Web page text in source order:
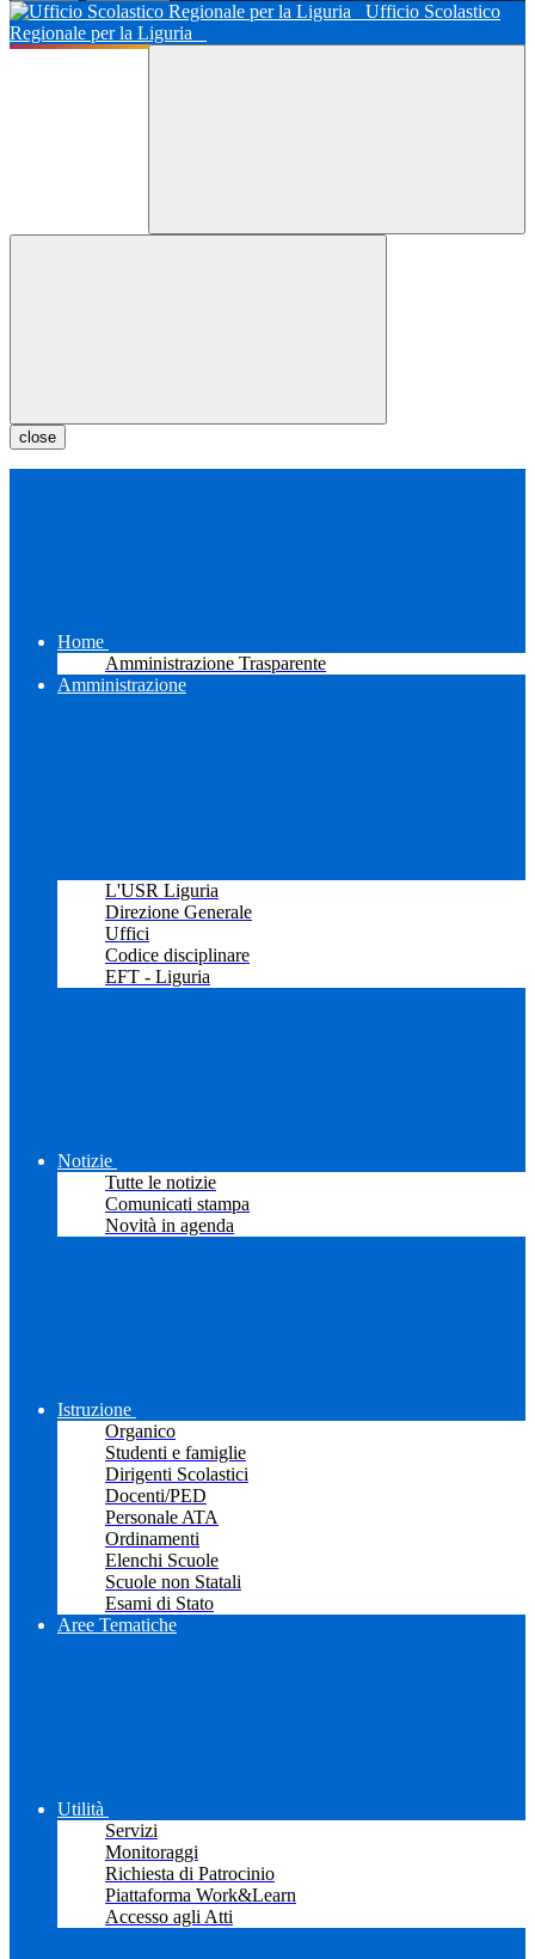
Ufficio Scolastico
Regionale per la Liguria
close
Home
Amministrazione Trasparente
Amministrazione
L'USR Liguria
Direzione Generale
Uffici
Codice disciplinare
EFT - Liguria
Notizie
Tutte le notizie
Comunicati stampa
Novità in agenda
Istruzione
Organico
Studenti e famiglie
Dirigenti Scolastici
Docenti/PED
Personale ATA
Ordinamenti
Elenchi Scuole
Scuole non Statali
Esami di Stato
Aree Tematiche
Utilità
Servizi
Monitoraggi
Richiesta di Patrocinio
Piattaforma Work&Learn
Accesso agli Atti